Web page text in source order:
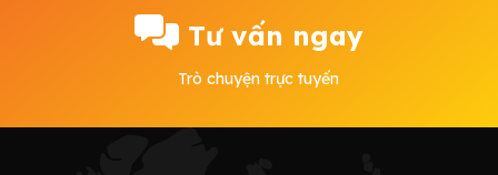
Tư vấn ngay
Trò chuyện trực tuyến